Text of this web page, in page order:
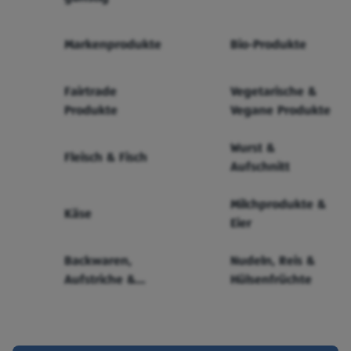
Markenprodukte Bio-Produkte
Fairtrade
Produkte
Vegetarische &
Vegane Produkte
Fleisch & Fisch
Wurst &
Aufschnitt
Käse
Milchprodukte &
Eier
Backwaren,
Aufstriche &
Nudeln, Reis &
Hülsenfrüchte